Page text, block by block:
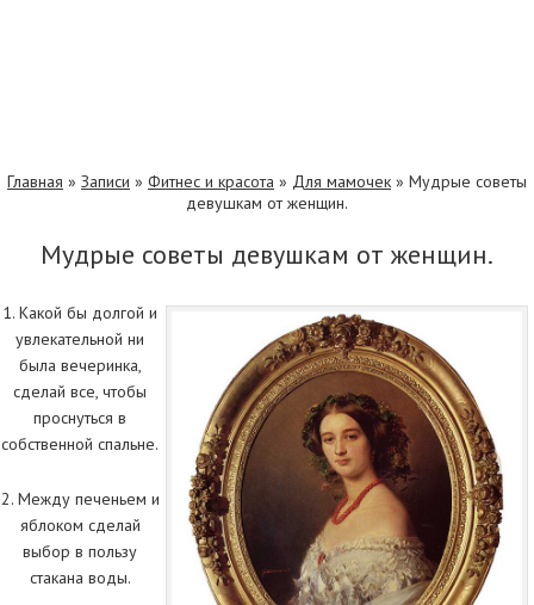
Главная » Записи » Фитнес и красота » Для мамочек » Мудрые советы
девушкам от женщин.
Мудрые советы девушкам от женщин.
1. Какой бы долгой и
увлекательной ни
была вечеринка,
сделай все, чтобы
проснуться в
собственной спальне.
2. Между печеньем и
яблоком сделай
выбор в пользу
стакана воды.